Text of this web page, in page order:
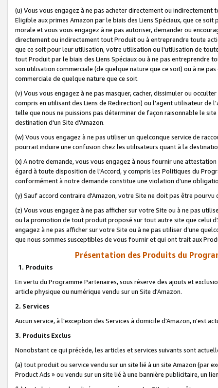
(u) Vous vous engagez à ne pas acheter directement ou
Eligible aux primes Amazon par le biais des Liens Spéciaux, que ce
morale et vous vous engagez à ne pas autoriser, demander ou
directement ou indirectement tout Produit ou à entreprendre toute
que ce soit pour leur utilisation, votre utilisation ou l'utilisation de
tout Produit par le biais des Liens Spéciaux ou à ne pas entreprendre
son utilisation commerciale (de quelque nature que ce soit) ou à ne
commerciale de quelque nature que ce soit.
(v) Vous vous engagez à ne pas masquer, cacher, dissimuler ou
compris en utilisant des Liens de Redirection) ou l'agent utilisateur
telle que nous ne puissions pas déterminer de façon raisonnable le
destination d'un Site d'Amazon.
(w) Vous vous engagez à ne pas utiliser un quelconque service de
pourrait induire une confusion chez les utilisateurs quant à la
(x) A notre demande, vous vous engagez à nous fournir une
égard à toute disposition de l'Accord, y compris les Politiques du
conformément à notre demande constitue une violation d'une
(y) Sauf accord contraire d'Amazon, votre Site ne doit pas être
(z) Vous vous engagez à ne pas afficher sur votre Site ou à ne pas
ou la promotion de tout produit proposé sur tout autre site que celui
engagez à ne pas afficher sur votre Site ou à ne pas utiliser d’une
que nous sommes susceptibles de vous fournir et qui ont trait aux
Présentation des Produits du
1. Produits
En vertu du Programme Partenaires, sous réserve des ajouts et
article physique ou numérique vendu sur un Site d'Amazon.
2. Services
Aucun service, à l'exception des Services à domicile d'Amazon, n'est
3. Produits Exclus
Nonobstant ce qui précède, les articles et services suivants sont
(a) tout produit ou service vendu sur un site lié à un site Amazon (par
Product Ads » ou vendu sur un site lié à une bannière publicitaire, un